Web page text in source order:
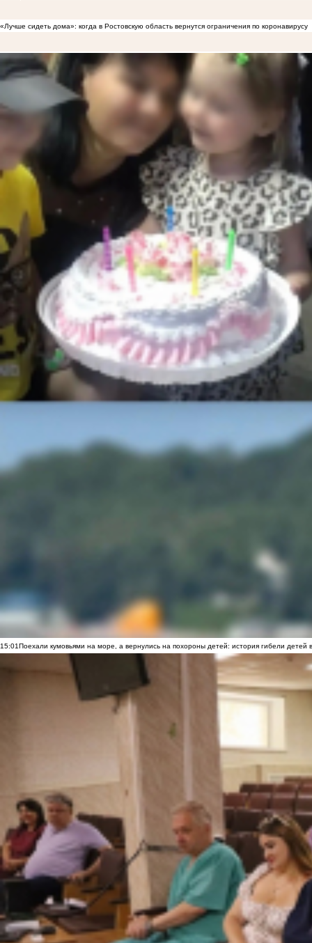
«Лучше сидеть дома»: когда в Ростовскую область вернутся ограничения по коронавирусу
15:01Поехали кумовьями на море, а вернулись на похороны детей: история гибели детей